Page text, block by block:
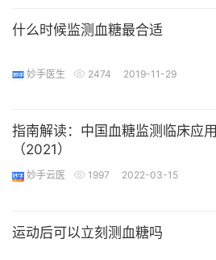
什么时候监测血糖最合适
妙手医生 2474 2019-11-29
指南解读：中国血糖监测临床应用
（2021）
妙手云医 1997 2022-03-15
运动后可以立刻测血糖吗